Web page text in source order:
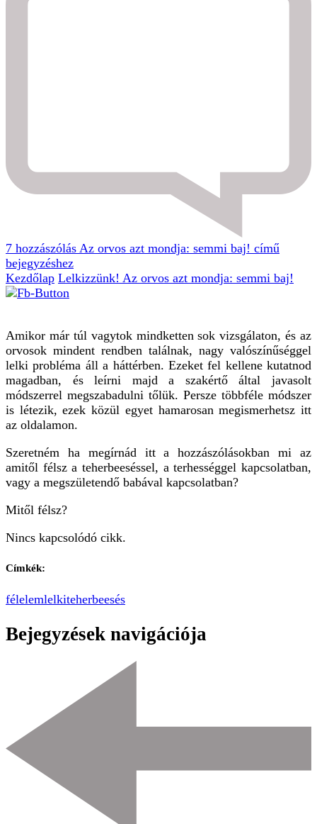
7 hozzászólás Az orvos azt mondja: semmi baj! című
bejegyzéshez
Kezdőlap Lelkizzünk! Az orvos azt mondja: semmi baj!
Amikor már túl vagytok mindketten sok vizsgálaton, és az
orvosok mindent rendben találnak, nagy valószínűséggel
lelki probléma áll a háttérben. Ezeket fel kellene kutatnod
magadban, és leírni majd a szakértő által javasolt
módszerrel megszabadulni tőlük. Persze többféle módszer
is létezik, ezek közül egyet hamarosan megismerhetsz itt
az oldalamon.
Szeretném ha megírnád itt a hozzászólásokban mi az
amitől félsz a teherbeeséssel, a terhességgel kapcsolatban,
vagy a megszületendő babával kapcsolatban?
Mitől félsz?
Nincs kapcsolódó cikk.
Címkék:
félelemlelkiteherbeesés
Bejegyzések navigációja